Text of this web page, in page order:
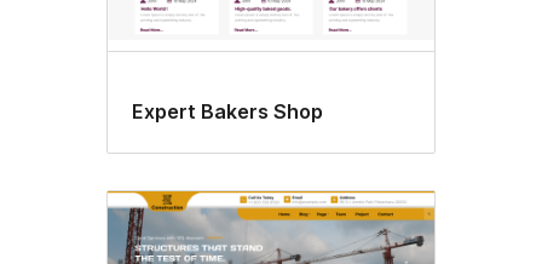
Expert Bakers Shop